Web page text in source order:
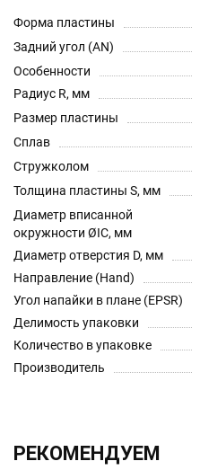
Форма пластины
Задний угол (AN)
Особенности
Радиус R, мм
Размер пластины
Сплав
Стружколом
Толщина пластины S, мм
Диаметр вписанной
окружности ØIC, мм
Диаметр отверстия D, мм
Направление (Hand)
Угол напайки в плане (EPSR)
Делимость упаковки
Количество в упаковке
Производитель
РЕКОМЕНДУЕМ